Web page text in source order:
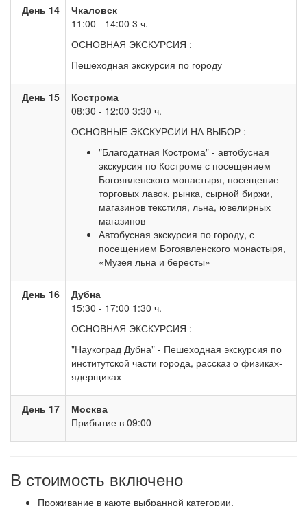
День 14
Чкаловск
11:00 - 14:00 3 ч.
ОСНОВНАЯ ЭКСКУРСИЯ :
Пешеходная экскурсия по городу
День 15
Кострома
08:30 - 12:00 3:30 ч.
ОСНОВНЫЕ ЭКСКУРСИИ НА ВЫБОР :
"Благодатная Кострома" - автобусная
экскурсия по Костроме с посещением
Богоявленского монастыря, посещение
торговых лавок, рынка, сырной биржи,
магазинов текстиля, льна, ювелирных
магазинов
Автобусная экскурсия по городу, с
посещением Богоявленского монастыря,
«Музея льна и бересты»
День 16
Дубна
15:30 - 17:00 1:30 ч.
ОСНОВНАЯ ЭКСКУРСИЯ :
"Наукоград Дубна" - Пешеходная экскурсия по
институтской части города, рассказ о физиках-
ядерщиках
День 17
Москва
Прибытие в 09:00
В стоимость включено
Проживание в каюте выбранной категории,